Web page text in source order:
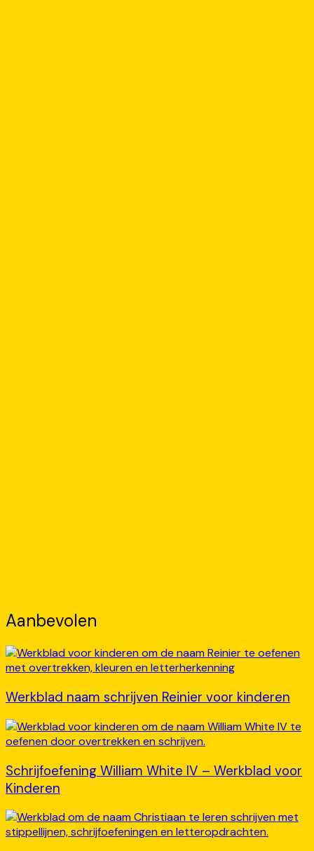
Aanbevolen
Werkblad naam schrijven Reinier voor kinderen
Schrijfoefening William White IV – Werkblad voor
Kinderen